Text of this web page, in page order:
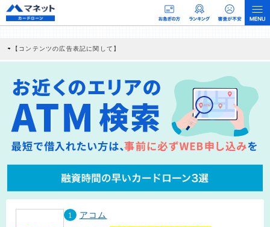
【コンテンツの広告表記に関して】
社に対して企業から紹介報酬が支払われるという収益モデルです。 ただし、特定の
商品を根拠なくPRするものではなく、当編集部の調査／ユーザーへの口コミ収集な
どに基づき、公平性を担保した情報提供を行っています。
>提携企業一覧
1
アコム